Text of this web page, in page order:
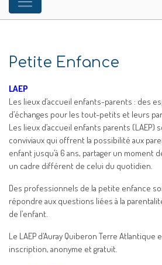
Petite Enfance
LAEP
Les lieux d’accueil enfants-parents : des
d’échanges pour les tout-petits et leurs
Les lieux d’accueil enfants parents (LAEP)
conviviaux qui offrent la possibilité aux
enfant jusqu’à 6 ans, partager un moment
un cadre différent de celui du quotidien.
Des professionnels de la petite enfance
répondre aux questions liées à la
de l’enfant.
Le LAEP d’Auray Quiberon Terre
inscription, anonyme et gratuit.